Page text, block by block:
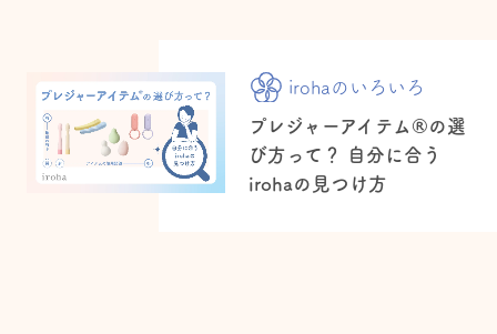
irohaのいろいろ
プレジャーアイテム®の選
び方って？ 自分に合う
irohaの見つけ方